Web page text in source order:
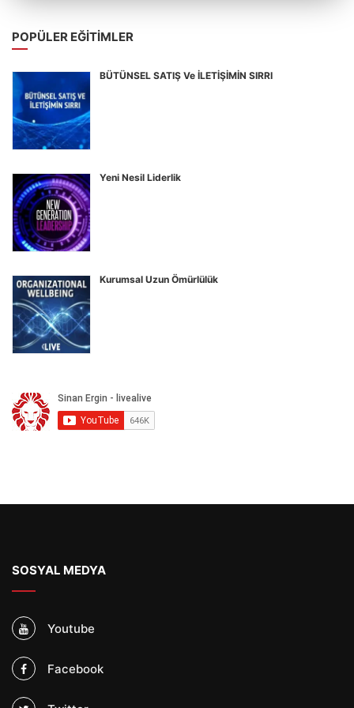
POPÜLER EĞITIMLER
BÜTÜNSEL SATIŞ Ve İLETİŞİMİN SIRRI
Yeni Nesil Liderlik
Kurumsal Uzun Ömürlülük
SOSYAL MEDYA
Youtube
Facebook